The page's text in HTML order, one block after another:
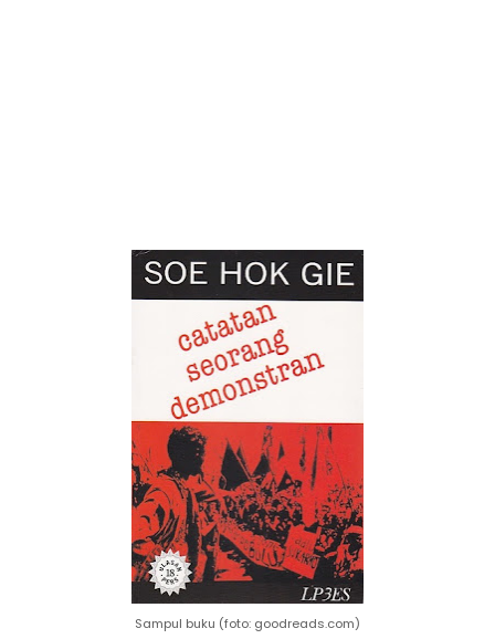
Sampul buku (foto: goodreads.com)